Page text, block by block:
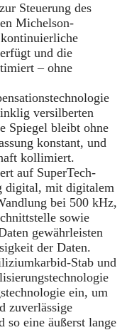
Steuerung des
Michelson-
und die
– ohne
versilberten
Spiegel bleibt ohne
konstant, und
kollimiert.
auf SuperTech-
digital, mit digitalem
bei 500 kHz,
sowie
gewährleisten
der Daten.
Stab und
ein, um
zuverlässige
so eine äußerst lange